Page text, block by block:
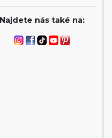
Najdete nás také na: